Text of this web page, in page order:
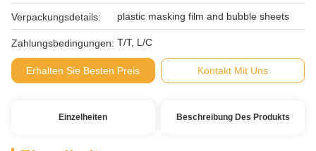
Verpackungsdetails: plastic masking film and bubble sheets
Zahlungsbedingungen: T/T, L/C
Erhalten Sie Besten Preis Kontakt Mit Uns
Einzelheiten Beschreibung Des Produkts